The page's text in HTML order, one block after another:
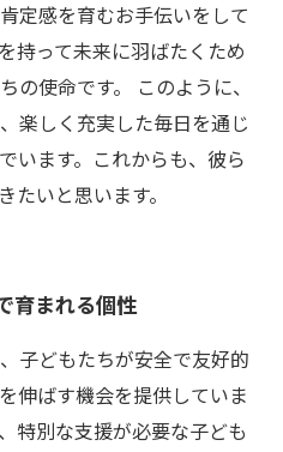
定感を育むお手伝いをして
持って未来に羽ばたくため
の使命です。 このように、
楽しく充実した毎日を通じ
います。これからも、彼ら
たいと思います。
育まれる個性
子どもたちが安全で友好的
伸ばす機会を提供していま
特別な支援が必要な子ども